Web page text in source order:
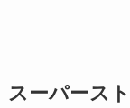
スーパース